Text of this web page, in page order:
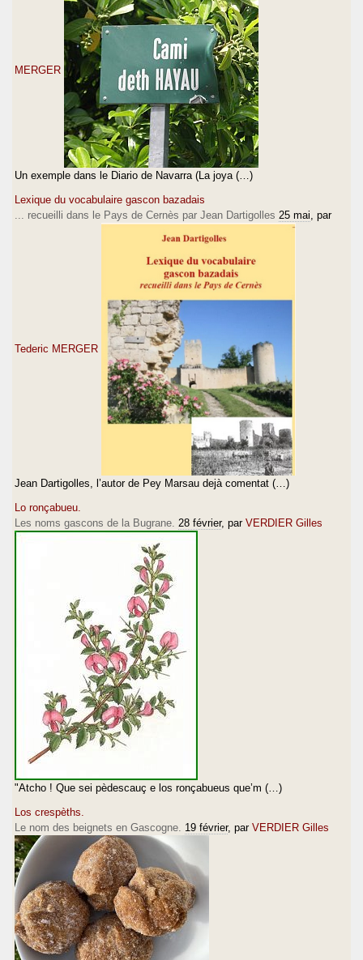
MERGER
Un exemple dans le Diario de Navarra (La joya (…)
Lexique du vocabulaire gascon bazadais
... recueilli dans le Pays de Cernès par Jean Dartigolles 25 mai , par
Tederic MERGER
Jean Dartigolles, l’autor de Pey Marsau dejà comentat (…)
Lo ronçabueu.
Les noms gascons de la Bugrane. 28 février, par VERDIER Gilles
"Atcho ! Que sei pèdescauç e los ronçabueus que’m (…)
Los crespèths.
Le nom des beignets en Gascogne. 19 février, par VERDIER Gilles